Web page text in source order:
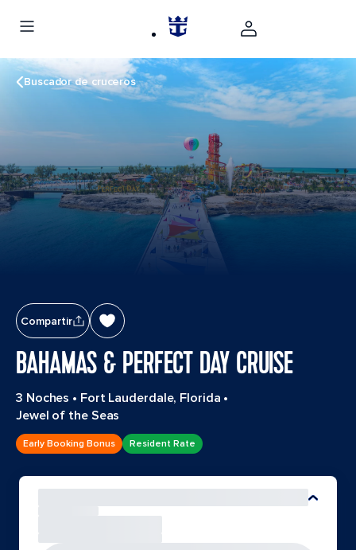
Buscador de cruceros
Compartir
BAHAMAS & PERFECT DAY CRUISE
3 Noches • Fort Lauderdale, Florida •
Jewel of the Seas
Early Booking Bonus Resident Rate